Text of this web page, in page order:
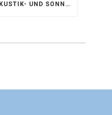
AKUSTIKSEGEL: AKUSTIK- UND SONNENSCHUTZOPTIMIERUNG IM ATRIUM DER UNIVERSITÄT BONN